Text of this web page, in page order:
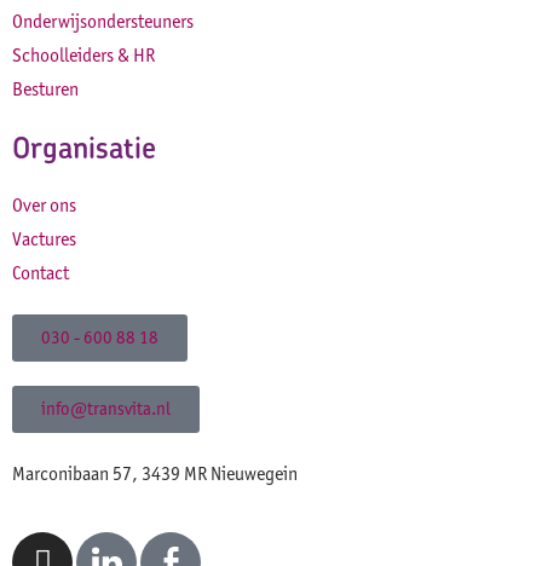
Onderwijsondersteuners
Schoolleiders & HR
Besturen
Organisatie
Over ons
Vactures
Contact
030 - 600 88 18
info@transvita.nl
Marconibaan 57, 3439 MR Nieuwegein